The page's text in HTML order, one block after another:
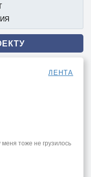
ЛЕНТА
тоже не грузилось